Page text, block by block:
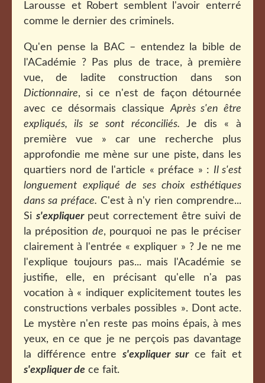
Larousse et Robert semblent l'avoir enterré
comme le dernier des criminels.
Qu'en pense la BAC – entendez la bible de
l'ACadémie ? Pas plus de trace, à première
vue, de ladite construction dans son
Dictionnaire, si ce n'est de façon détournée
avec ce désormais classiqueAprès s'en être
expliqués, ils se sont réconciliés. Je dis « à
première vue » car une recherche plus
approfondie me mène sur une piste, dans les
quartiers nord de l'article « préface » : Il s'est
longuement expliqué de ses choix esthétiques
dans sa préface. C'est à n'y rien comprendre...
Si s'expliquerpeut correctement être suivi de
la préposition de, pourquoi ne pas le préciser
clairement à l'entrée « expliquer » ? Je ne me
l'explique toujours pas... mais l'Académie se
justifie, elle, en précisant qu'elle n'a pas
vocation à « indiquer explicitement toutes les
constructions verbales possibles ». Dont acte.
Le mystère n'en reste pas moins épais, à mes
yeux, en ce que je ne perçois pas davantage
la différence entre s'expliquer surce fait et
s'expliquer de ce fait.